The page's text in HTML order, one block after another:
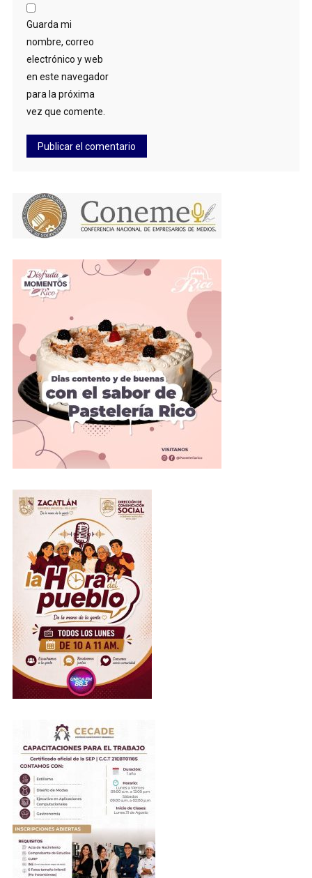
Guarda mi
nombre, correo
electrónico y web
en este navegador
para la próxima
vez que comente.